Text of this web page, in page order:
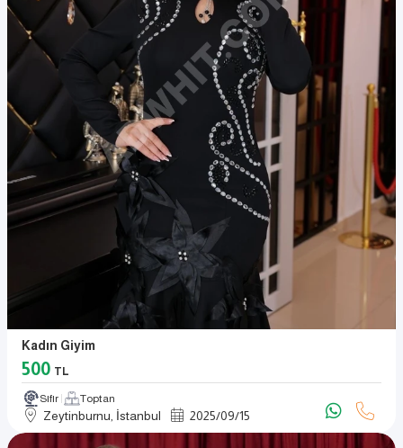
Kadın Giyim
500 TL
Sıfır Toptan
Zeytinburnu, İstanbul 2025/09/15